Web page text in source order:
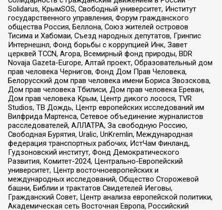
Solidarus, КрымSOS, Свободный университет, Институт
государственного управления, Форум гражданского
общества Россия, Беллона, Союз жителей островов
Тисима и Хабомаи, Съезд народных депутатов, Гринпис
Интернешнл, Фонд борьбы с коррупцией Инк, Завет
церквей TCCN, Агора, Всемирный фонд природы, BDR
Novaja Gazeta-Europe, Алтай проект, Образовательный дом
прав человека Чернигов, Фонд Дом Прав Человека,
Белорусский дом прав человека имени Бориса Звозскова,
Дом прав человека Тбилиси, Дом прав человека Ереван,
Дом прав человека Крым, Центр дикого лосося, TVR
Studios, ТВ Дождь, Центр европейских исследований им
Вилфрида Мартенса, Сетевое объединение журналистов
расследователей, АЛЛАТРА, За свободную Россию,
Свободная Бурятия, Uralic, UnKremlin, Международная
федерация транспортных рабочих, ИстЧам Финланд,
Гудзоновский институт, Фонд Демократического
Развития, Комитет-2024, Центрально-Европейский
университет, Центр восточноевропейских и
международных исследований, Общество Сторожевой
башни, Библии и трактатов Свидетелей Иеговы,
Гражданский Совет, Центр анализа европейской политики,
Академическая сеть Восточная Европа, Российский